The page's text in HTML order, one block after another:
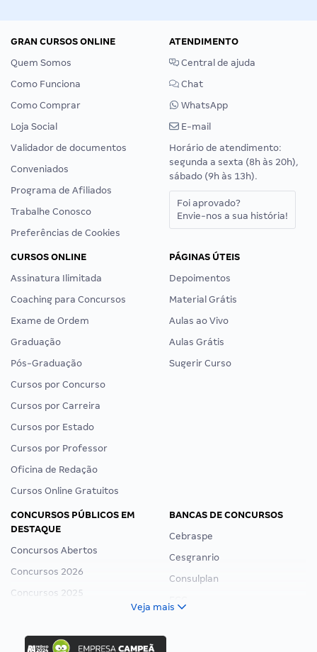
GRAN CURSOS ONLINE
Quem Somos
Como Funciona
Como Comprar
Loja Social
Validador de documentos
Conveniados
Programa de Afiliados
Trabalhe Conosco
Preferências de Cookies
ATENDIMENTO
Central de ajuda
Chat
WhatsApp
E-mail
Horário de atendimento:
segunda a sexta (8h às 20h),
sábado (9h às 13h).
Foi aprovado?
Envie-nos a sua história!
CURSOS ONLINE
Assinatura Ilimitada
Coaching para Concursos
Exame de Ordem
Graduação
Pós-Graduação
Cursos por Concurso
Cursos por Carreira
Cursos por Estado
Cursos por Professor
Oficina de Redação
Cursos Online Gratuitos
PÁGINAS ÚTEIS
Depoimentos
Material Grátis
Aulas ao Vivo
Aulas Grátis
Sugerir Curso
CONCURSOS PÚBLICOS EM
DESTAQUE
Concursos Abertos
Concursos 2026
Concursos 2025
Concurso Ibama
BANCAS DE CONCURSOS
Cebraspe
Cesgranrio
Consulplan
Veja mais